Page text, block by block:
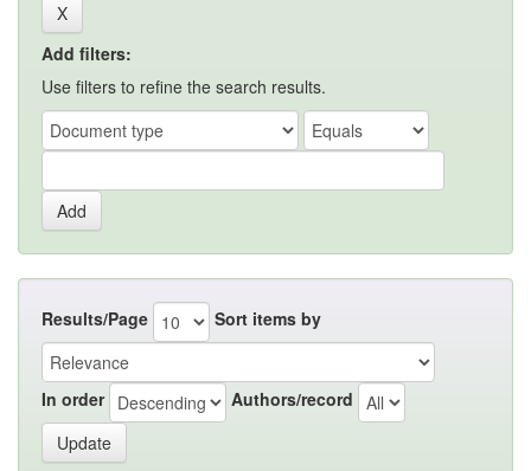
Add filters:
Use filters to refine the search results.
Results/Page Sort items by
In order Authors/record